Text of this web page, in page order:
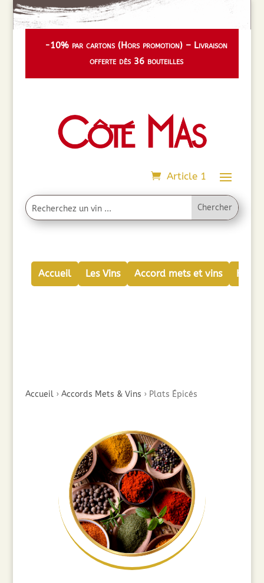
-10% par cartons (Hors promotion) – Livraison
offerte dès 36 bouteilles
Article 1
Accueil Les Vins Accord mets et vins
Accueil› Accords Mets & Vins › Plats Épicés